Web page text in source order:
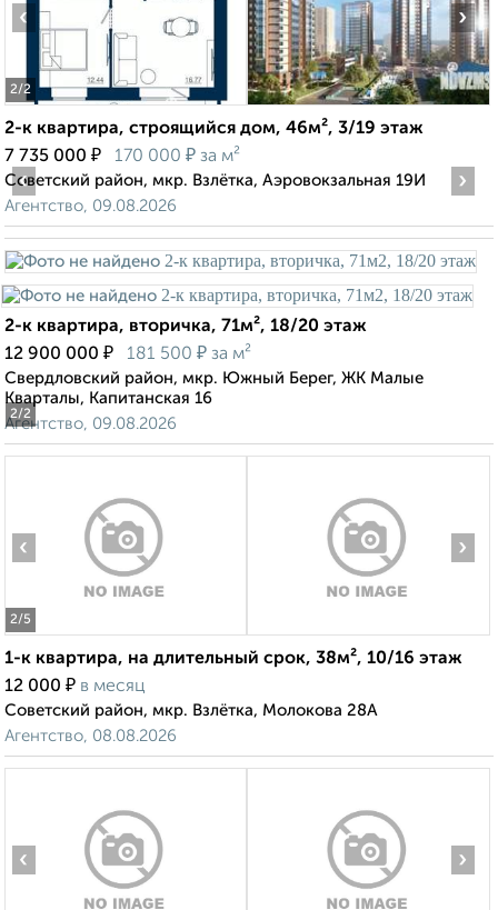
2/2
‹ ›
2-к квартира, строящийся дом, 46м², 3/19 этаж
7 735 000 ₽ 170 000 ₽ за м²
Советский район, мкр. Взлётка, Аэровокзальная 19И
Агентство, 09.08.2026
2/2
‹ ›
2-к квартира, вторичка, 71м², 18/20 этаж
12 900 000 ₽ 181 500 ₽ за м²
Свердловский район, мкр. Южный Берег, ЖК Малые
Кварталы, Капитанская 16
Агентство, 09.08.2026
2/5
‹ ›
1-к квартира, на длительный срок, 38м², 10/16 этаж
12 000 ₽ в месяц
Советский район, мкр. Взлётка, Молокова 28А
Агентство, 08.08.2026
‹ ›